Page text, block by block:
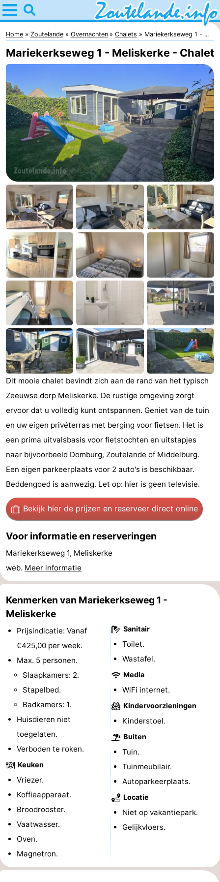
Home
Zoutelande
Tips
kinderen
Webcam
Webcam
Langstraat
Webcam
Strand
Overnachten
Appartementen
Bed
(&
breakfasts)
Campings
Hotels
Vakantiehuizen
Last
minutes
Strand
Zien
&
Bezienswaardigheden
Musea
-
Monumenten
-
Kerken
Vuurtorens
-
Uitkijkpunten
Attracties
-
Speeltuinen
-
Binnenspeeltuinen
-
Bowlen
Wellness
centra
Dorpen
Steden
Rondleidingen
-
Zwembaden
Fietsen
-
Wandelen
Paardrijden
-
Golfbanen
Delta-
Eten
Home Zoutelande Overnachten Chalets Mariekerkseweg 1 - ...
Mariekerkseweg 1 - Meliskerke - Chalet
Dit mooie chalet bevindt zich aan de rand van het typisch
Zeeuwse dorp Meliskerke. De rustige omgeving zorgt
ervoor dat u volledig kunt ontspannen. Geniet van de tuin
en uw eigen privéterras met berging voor fietsen. Het is
een prima uitvalsbasis voor fietstochten en uitstapjes
naar bijvoorbeeld Domburg, Zoutelande of Middelburg.
Een eigen parkeerplaats voor 2 auto's is beschikbaar.
Beddengoed is aanwezig. Let op: hier is geen televisie.
Bekijk hier de prijzen en reserveer direct online
Voor informatie en reserveringen
Mariekerkseweg 1, Meliskerke
web. Meer informatie
Kenmerken van Mariekerkseweg 1 -
Meliskerke
Prijsindicatie: Vanaf
€425,00 per week.
Max. 5 personen.
Slaapkamers: 2.
Stapelbed.
Badkamers: 1.
Huisdieren niet
toegelaten.
Verboden te roken.
Keuken
Vriezer.
Koffieapparaat.
Broodrooster.
Vaatwasser.
Oven.
Magnetron.
Sanitair
Toilet.
Wastafel.
Media
WiFi internet.
Kindervoorzieningen
Kinderstoel.
Buiten
Tuin.
Tuinmeubilair.
Autoparkeerplaats.
Locatie
Niet op vakantiepark.
Gelijkvloers.